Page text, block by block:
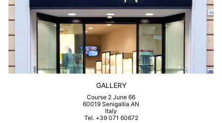
GALLERY
Course 2 June 66
60019 Senigallia AN
Italy
Tel. +39 071 60672